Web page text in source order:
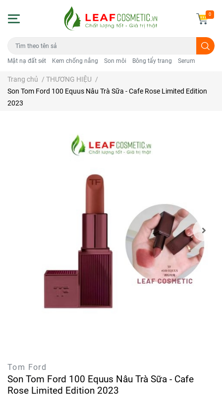
Mặt nạ đất sét Kem chống nắng Son môi Bông tẩy trang Serum
0
Trang chủ / THƯƠNG HIỆU /
Son Tom Ford 100 Equus Nâu Trà Sữa - Cafe Rose Limited Edition
2023
Tom Ford
Son Tom Ford 100 Equus Nâu Trà Sữa - Cafe
Rose Limited Edition 2023